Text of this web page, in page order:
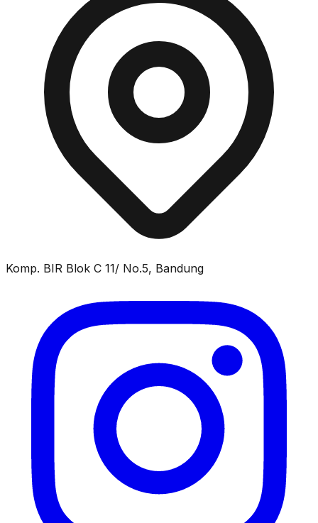
Komp. BIR Blok C 11/ No.5, Bandung